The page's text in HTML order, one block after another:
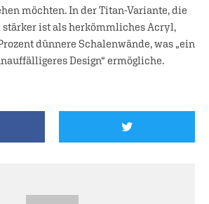
möchten. In der Titan-Variante, die
stärker ist als herkömmliches Acryl,
dünnere Schalenwände, was „ein
Design“ ermögliche.